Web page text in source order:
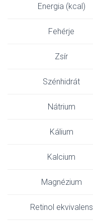
Energia (kcal)
Fehérje
Zsír
Szénhidrát
Nátrium
Kálium
Kalcium
Magnézium
Retinol ekvivalens